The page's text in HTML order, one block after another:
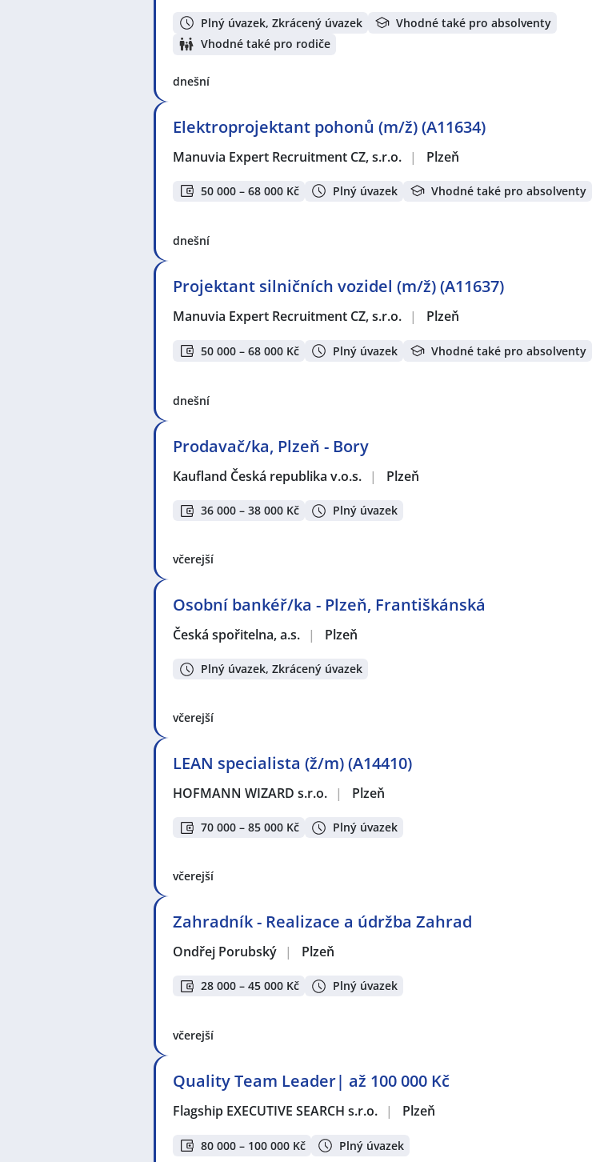
Plný úvazek, Zkrácený úvazek
Vhodné také pro absolventy
Vhodné také pro rodiče
dnešní
Elektroprojektant pohonů (m/ž) (A11634)
Manuvia Expert Recruitment CZ, s.r.o. | Plzeň
50 000 – 68 000 Kč Plný úvazek Vhodné také pro absolventy
dnešní
Projektant silničních vozidel (m/ž) (A11637)
Manuvia Expert Recruitment CZ, s.r.o. | Plzeň
50 000 – 68 000 Kč Plný úvazek Vhodné také pro absolventy
dnešní
Prodavač/ka, Plzeň - Bory
Kaufland Česká republika v.o.s. | Plzeň
36 000 – 38 000 Kč Plný úvazek
včerejší
Osobní bankéř/ka - Plzeň, Františkánská
Česká spořitelna, a.s. | Plzeň
Plný úvazek, Zkrácený úvazek
včerejší
LEAN specialista (ž/m) (A14410)
HOFMANN WIZARD s.r.o. | Plzeň
70 000 – 85 000 Kč Plný úvazek
včerejší
Zahradník - Realizace a údržba Zahrad
Ondřej Porubský | Plzeň
28 000 – 45 000 Kč Plný úvazek
včerejší
Quality Team Leader| až 100 000 Kč
Flagship EXECUTIVE SEARCH s.r.o. | Plzeň
80 000 – 100 000 Kč Plný úvazek